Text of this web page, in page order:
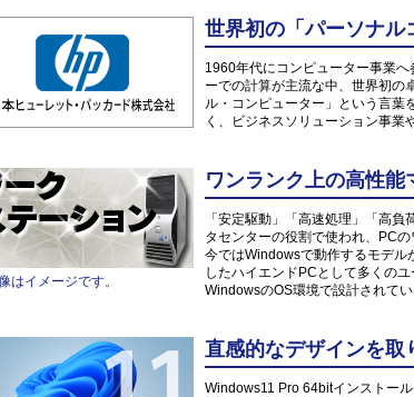
世界初の「パーソナ
1960年代にコンピューター事業
ーでの計算が主流な中、世界初の
ル・コンピューター」という言葉
く、ビジネスソリューション事業
はイメージです。
ワンランク上の高性能
「安定駆動」「高速処理」「高
タセンターの役割で使われ、PC
今ではWindowsで動作するモデル
したハイエンドPCとして多くの
WindowsのOS環境で設計されて
直感的なデザインを取
Windows11 Pro 64bitインストール